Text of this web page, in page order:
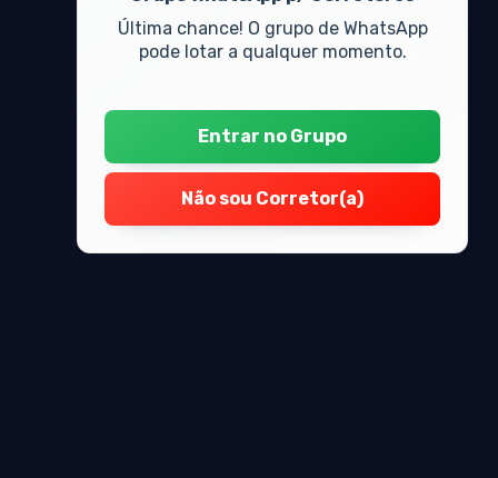
Última chance! O grupo de WhatsApp
pode lotar a qualquer momento.
Entrar no Grupo
Não sou Corretor(a)